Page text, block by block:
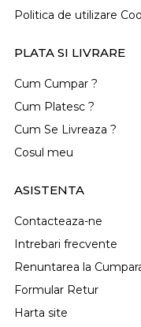
Politica de utilizare
PLATA SI LIVRARE
Cum Cumpar ?
Cum Platesc ?
Cum Se Livreaza ?
Cosul meu
ASISTENTA
Contacteaza-ne
Intrebari frecvente
Renuntarea la
Formular Retur
Harta site